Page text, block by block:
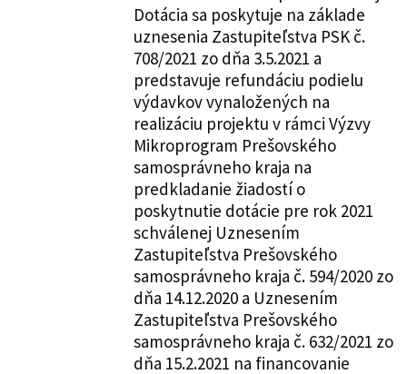
Dotácia sa poskytuje na základe
uznesenia Zastupiteľstva PSK č.
708/2021 zo dňa 3.5.2021 a
predstavuje refundáciu podielu
výdavkov vynaložených na
realizáciu projektu v rámci Výzvy
Mikroprogram Prešovského
samosprávneho kraja na
predkladanie žiadostí o
poskytnutie dotácie pre rok 2021
schválenej Uznesením
Zastupiteľstva Prešovského
samosprávneho kraja č. 594/2020 zo
dňa 14.12.2020 a Uznesením
Zastupiteľstva Prešovského
samosprávneho kraja č. 632/2021 zo
dňa 15.2.2021 na financovanie